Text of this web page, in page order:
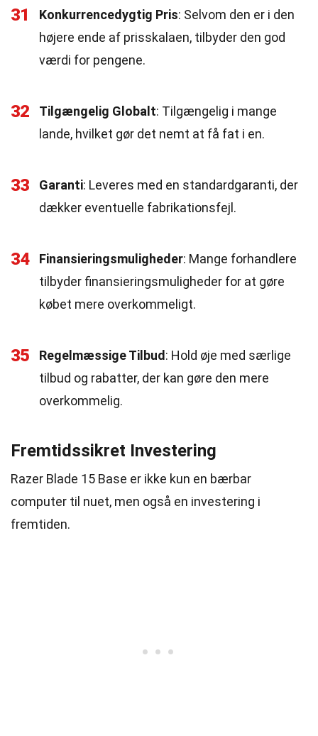
31 Konkurrencedygtig Pris: Selvom den er i den
højere ende af prisskalaen, tilbyder den god
værdi for pengene.
32 Tilgængelig Globalt: Tilgængelig i mange
lande, hvilket gør det nemt at få fat i en.
33 Garanti: Leveres med en standardgaranti, der
dækker eventuelle fabrikationsfejl.
34 Finansieringsmuligheder: Mange forhandlere
tilbyder finansieringsmuligheder for at gøre
købet mere overkommeligt.
35 Regelmæssige Tilbud : Hold øje med særlige
tilbud og rabatter, der kan gøre den mere
overkommelig.
Fremtidssikret Investering
Razer Blade 15 Base er ikke kun en bærbar
computer til nuet, men også en investering i
fremtiden.